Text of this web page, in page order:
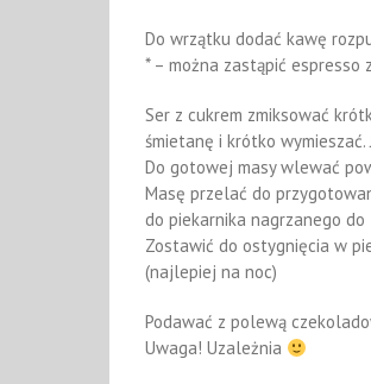
Do wrzątku dodać kawę
* – można zastąpić espresso
Ser z cukrem zmiksować
śmietanę i krótko
Do gotowej masy wlewać
Masę przelać do
do piekarnika nagrzanego do
Zostawić do ostygnięcia w
(najlepiej na noc)
Podawać z polewą
Uwaga! Uzależnia